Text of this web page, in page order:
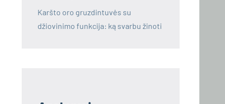
Karšto oro gruzdintuvės su
džiovinimo funkcija: ką svarbu žinoti